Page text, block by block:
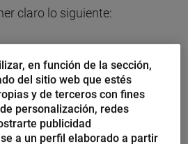
claro lo siguiente:
hacerlo. Esto es mejorar el
consiste en ir más
cosas dos veces y
en función de la sección,
del sitio web que estés
y de terceros con fines
personalización, redes
publicidad
a un perfil elaborado a partir